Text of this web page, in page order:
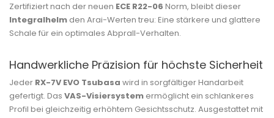
Zertifiziert nach der neuen ECE R22-06 Norm, bleibt dieser
Integralhelm den Arai-Werten treu: Eine stärkere und glattere
Schale für ein optimales Abprall-Verhalten.
Handwerkliche Präzision für höchste Sicherheit
Jeder RX-7V EVO Tsubasa wird in sorgfältiger Handarbeit
gefertigt. Das VAS-Visiersystem ermöglicht ein schlankeres
Profil bei gleichzeitig erhöhtem Gesichtsschutz. Ausgestattet mit